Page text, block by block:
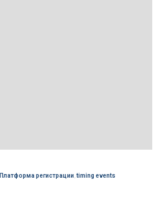
Платформа регистрации,timing events